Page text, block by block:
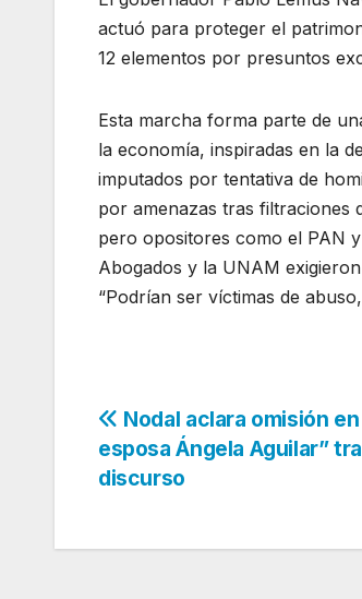
actuó para proteger el
12 elementos por presuntos
Esta marcha forma parte de
la economía, inspiradas en la
imputados por tentativa de
por amenazas tras filtraciones
pero opositores como el PAN
Abogados y la UNAM
“Podrían ser víctimas de
Navegación
de
Nodal aclara omisión
esposa Ángela Aguilar”
discurso